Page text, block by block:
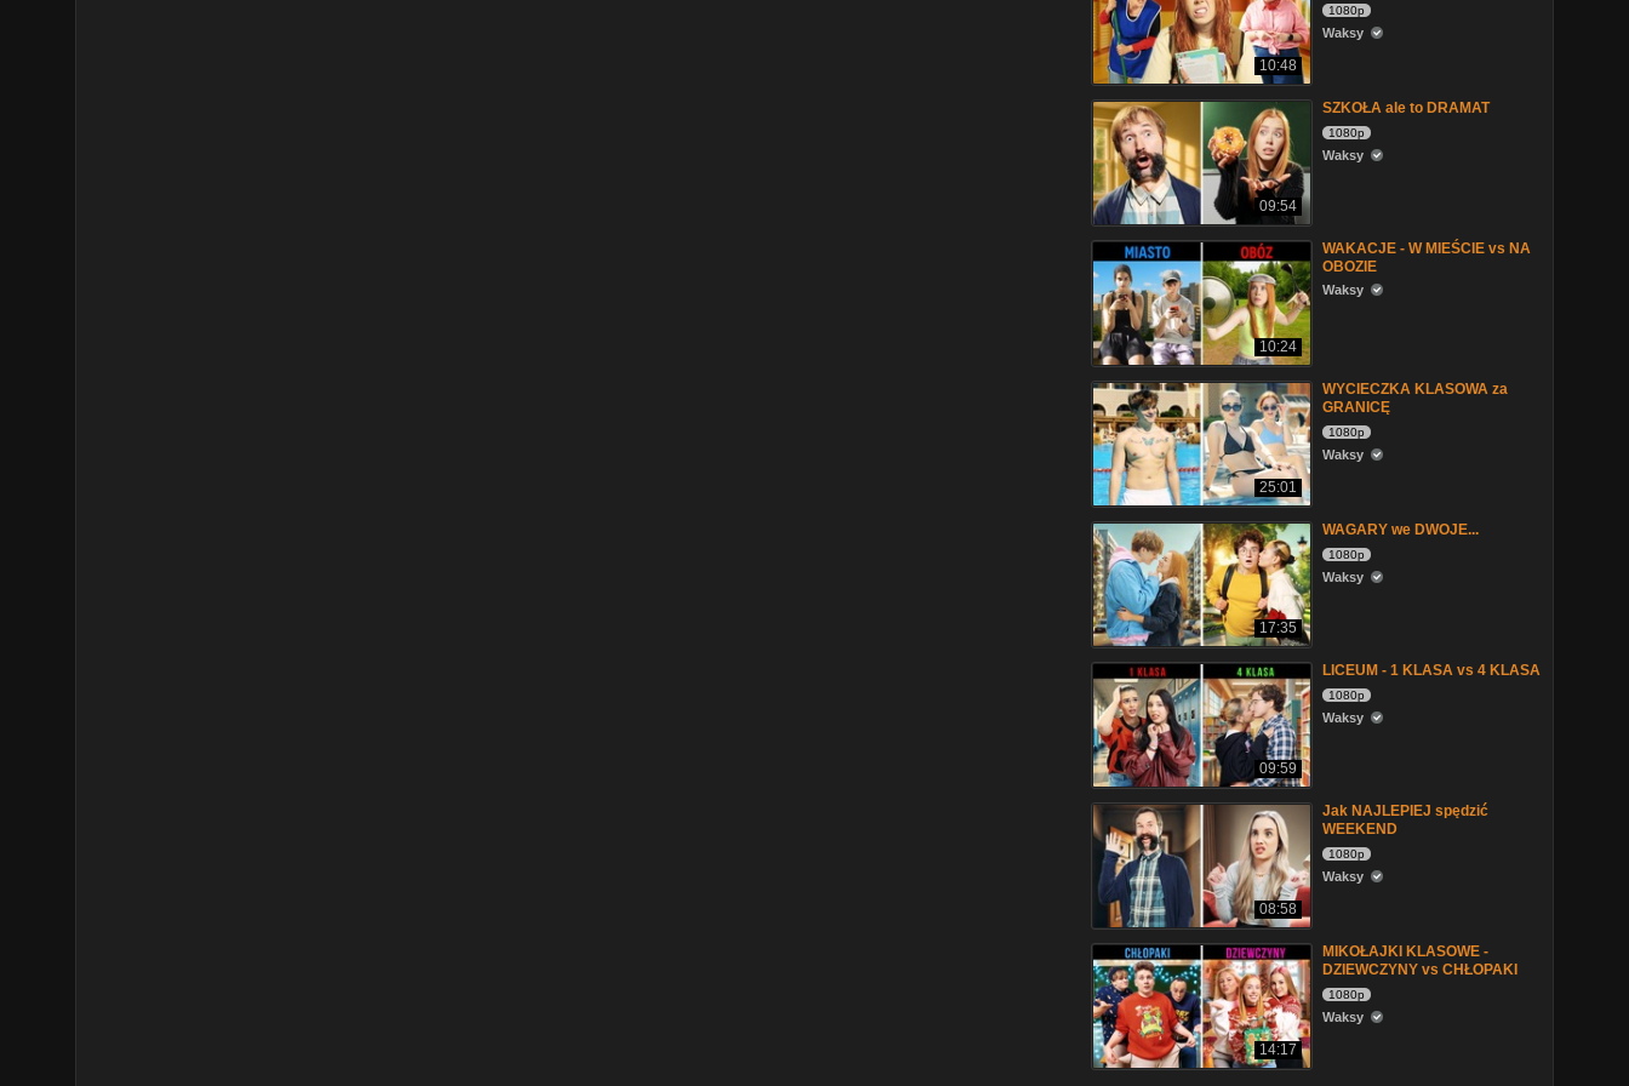
10:48
1080p
Waksy
09:54
SZKOŁA ale to DRAMAT
1080p
Waksy
10:24
WAKACJE - W MIEŚCIE vs NA
OBOZIE
Waksy
25:01
WYCIECZKA KLASOWA za
GRANICĘ
1080p
Waksy
17:35
WAGARY we DWOJE...
1080p
Waksy
09:59
LICEUM - 1 KLASA vs 4 KLASA
1080p
Waksy
08:58
Jak NAJLEPIEJ spędzić
WEEKEND
1080p
Waksy
14:17
MIKOŁAJKI KLASOWE -
DZIEWCZYNY vs CHŁOPAKI
1080p
Waksy